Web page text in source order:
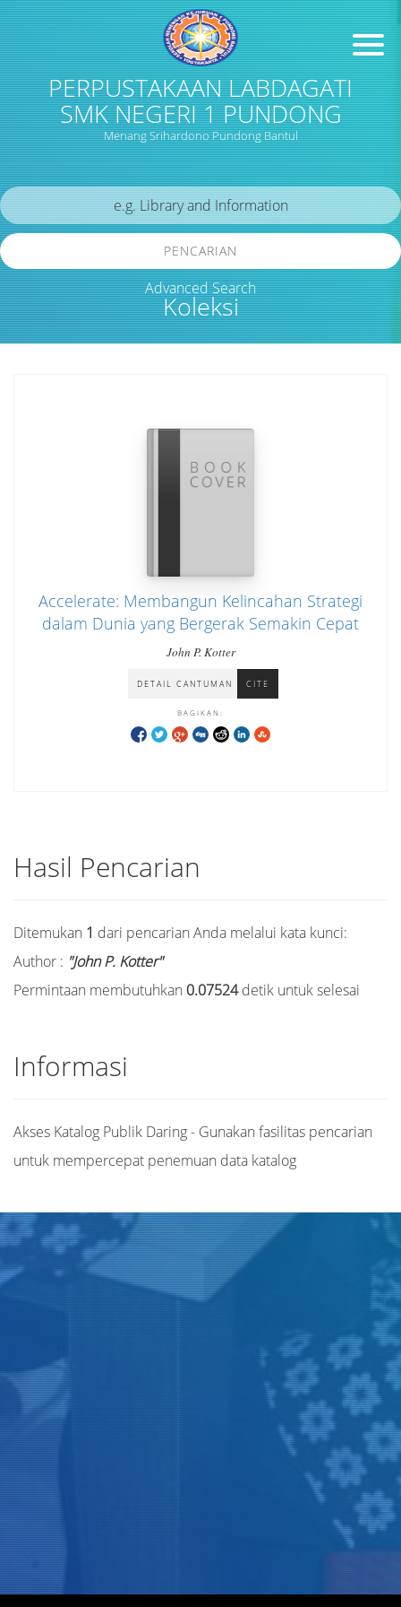
PERPUSTAKAAN LABDAGATI
SMK NEGERI 1 PUNDONG
Menang Srihardono Pundong Bantul
Koleksi
PENCARIAN
Advanced Search
Accelerate: Membangun Kelincahan Strategi
dalam Dunia yang Bergerak Semakin Cepat
John P. Kotter
DETAIL CANTUMAN CITE
BAGIKAN:
Hasil Pencarian
Ditemukan 1 dari pencarian Anda melalui kata kunci:
Author : "John P. Kotter"
Permintaan membutuhkan 0.07524detik untuk selesai
Informasi
Akses Katalog Publik Daring - Gunakan fasilitas pencarian
untuk mempercepat penemuan data katalog
Judul
Subyek